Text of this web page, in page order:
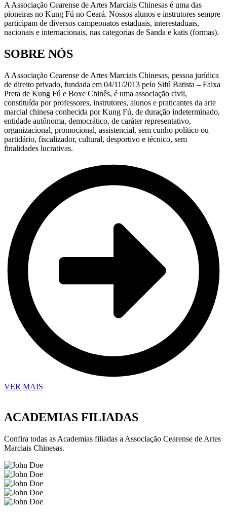
A Associação Cearense de Artes Marciais Chinesas é uma das
pioneiras no Kung Fú no Ceará. Nossos alunos e instrutores sempre
participam de diversos campeonatos estaduais, interestaduais,
nacionais e internacionais, nas categorias de Sanda e katis (formas).
SOBRE NÓS
A Associação Cearense de Artes Marciais Chinesas, pessoa jurídica
de direito privado, fundada em 04/11/2013 pelo Sifú Batista – Faixa
Preta de Kung Fú e Boxe Chinês, é uma associação civil,
constituída por professores, instrutores, alunos e praticantes da arte
marcial chinesa conhecida por Kung Fú, de duração indeterminado,
entidade autônoma, democrático, de caráter representativo,
organizacional, promocional, assistencial, sem cunho político ou
partidário, fiscalizador, cultural, desportivo e técnico, sem
finalidades lucrativas.
VER MAIS
ACADEMIAS FILIADAS
Confira todas as Academias filiadas a Associação Cearense de Artes
Marciais Chinesas.